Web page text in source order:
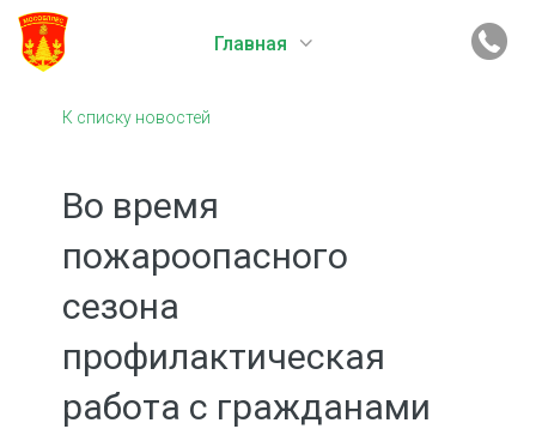
Главная
К списку новостей
Во время
пожароопасного
сезона
профилактическая
работа с гражданами